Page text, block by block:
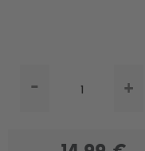
- +